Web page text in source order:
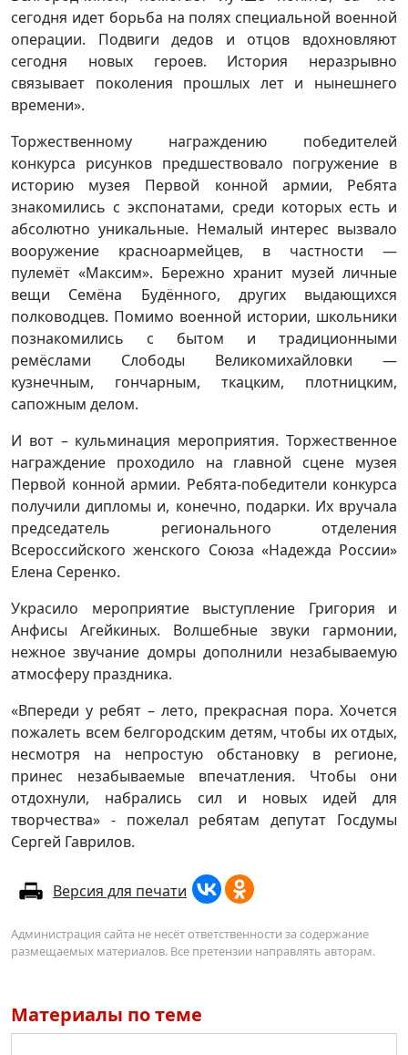
сегодня идет борьба на полях специальной военной
операции. Подвиги дедов и отцов вдохновляют
сегодня новых героев. История неразрывно
связывает поколения прошлых лет и нынешнего
времени».
Торжественному награждению победителей
конкурса рисунков предшествовало погружение в
историю музея Первой конной армии, Ребята
знакомились с экспонатами, среди которых есть и
абсолютно уникальные. Немалый интерес вызвало
вооружение красноармейцев, в частности —
пулемёт «Максим». Бережно хранит музей личные
вещи Семёна Будённого, других выдающихся
полководцев. Помимо военной истории, школьники
познакомились с бытом и традиционными
ремёслами Слободы Великомихайловки —
кузнечным, гончарным, ткацким, плотницким,
сапожным делом.
И вот – кульминация мероприятия. Торжественное
награждение проходило на главной сцене музея
Первой конной армии. Ребята-победители конкурса
получили дипломы и, конечно, подарки. Их вручала
председатель регионального отделения
Всероссийского женского Союза «Надежда России»
Елена Серенко.
Украсило мероприятие выступление Григория и
Анфисы Агейкиных. Волшебные звуки гармонии,
нежное звучание домры дополнили незабываемую
атмосферу праздника.
«Впереди у ребят – лето, прекрасная пора. Хочется
пожалеть всем белгородским детям, чтобы их отдых,
несмотря на непростую обстановку в регионе,
принес незабываемые впечатления. Чтобы они
отдохнули, набрались сил и новых идей для
творчества» - пожелал ребятам депутат Госдумы
Сергей Гаврилов.
Версия для печати
Администрация сайта не несёт ответственности за содержание
размещаемых материалов. Все претензии направлять авторам.
Материалы по теме